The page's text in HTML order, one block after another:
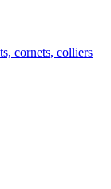
cornets, colliers